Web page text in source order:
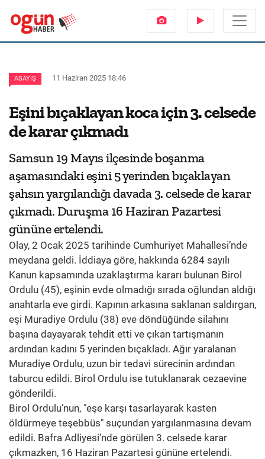
ASAYIŞ 11 Haziran 2025 18:46
Eşini bıçaklayan koca için 3. celsede
de karar çıkmadı
Samsun 19 Mayıs ilçesinde boşanma
aşamasındaki eşini 5 yerinden bıçaklayan
şahsın yargılandığı davada 3. celsede de karar
çıkmadı. Duruşma 16 Haziran Pazartesi
gününe ertelendi.
Olay, 2 Ocak 2025 tarihinde Cumhuriyet Mahallesi’nde
meydana geldi. İddiaya göre, hakkında 6284 sayılı
Kanun kapsamında uzaklaştırma kararı bulunan Birol
Ordulu (45), eşinin evde olmadığı sırada oğlundan aldığı
anahtarla eve girdi. Kapının arkasına saklanan saldırgan,
eşi Muradiye Ordulu (38) eve döndüğünde silahını
başına dayayarak tehdit etti ve çıkan tartışmanın
ardından kadını 5 yerinden bıçakladı. Ağır yaralanan
Muradiye Ordulu, uzun bir tedavi sürecinin ardından
taburcu edildi. Birol Ordulu ise tutuklanarak cezaevine
gönderildi.
Birol Ordulu’nun, "eşe karşı tasarlayarak kasten
öldürmeye teşebbüs" suçundan yargılanmasına devam
edildi. Bafra Adliyesi’nde görülen 3. celsede karar
çıkmazken, 16 Haziran Pazartesi gününe ertelendi.